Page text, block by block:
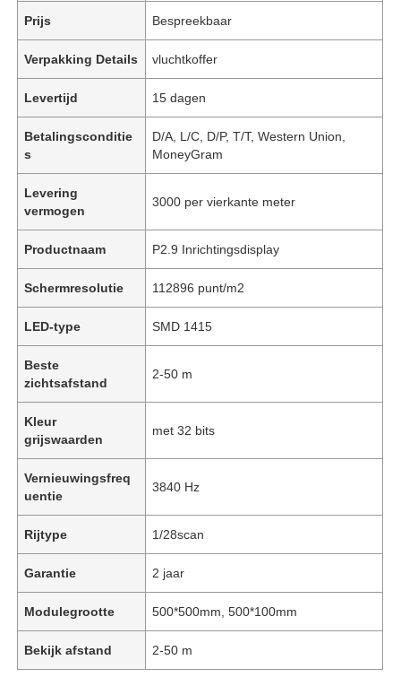
Prijs Bespreekbaar
Verpakking Details vluchtkoffer
Levertijd 15 dagen
Betalingsconditie
s
D/A, L/C, D/P, T/T, Western Union,
MoneyGram
Levering
vermogen
3000 per vierkante meter
Productnaam P2.9 Inrichtingsdisplay
Schermresolutie 112896 punt/m2
LED-type SMD 1415
Beste
zichtsafstand
2-50 m
Kleur
grijswaarden
met 32 bits
Vernieuwingsfreq
uentie
3840 Hz
Rijtype 1/28scan
Garantie 2 jaar
Modulegrootte 500*500mm, 500*100mm
Bekijk afstand 2-50 m